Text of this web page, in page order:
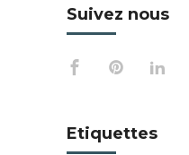
Suivez nous
Etiquettes